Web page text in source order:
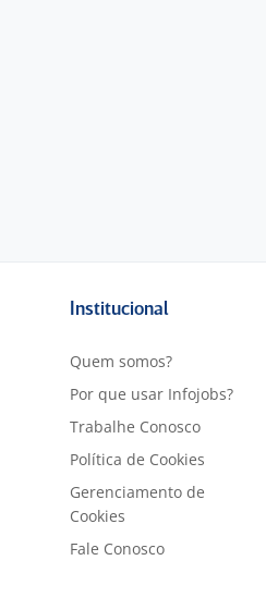
Institucional
Quem somos?
Por que usar Infojobs?
Trabalhe Conosco
Política de Cookies
Gerenciamento de
Cookies
Fale Conosco